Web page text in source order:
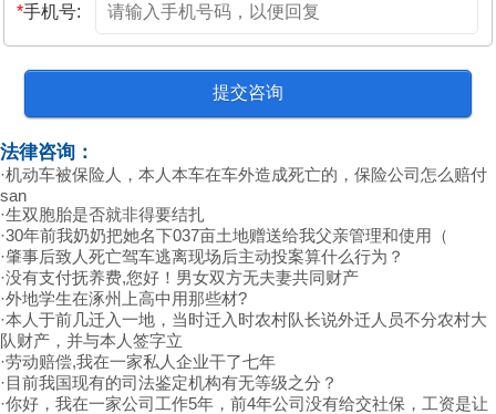
*手机号:
法律咨询：
·机动车被保险人，本人本车在车外造成死亡的，保险公司怎么赔付
san
·生双胞胎是否就非得要结扎
·30年前我奶奶把她名下037亩土地赠送给我父亲管理和使用（
·肇事后致人死亡驾车逃离现场后主动投案算什么行为？
·没有支付抚养费,您好！男女双方无夫妻共同财产
·外地学生在涿州上高中用那些材?
·本人于前几迁入一地，当时迁入时农村队长说外迁人员不分农村大
队财产，并与本人签字立
·劳动赔偿,我在一家私人企业干了七年
·目前我国现有的司法鉴定机构有无等级之分？
·你好，我在一家公司工作5年，前4年公司没有给交社保，工资是让